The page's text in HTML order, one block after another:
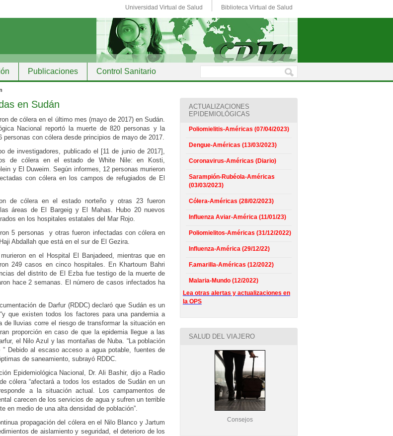
Universidad Virtual de Salud Biblioteca Virtual de Salud
Publicaciones Control Sanitario
en Sudán
de cólera en el último mes (mayo de 2017) en Sudán.
Nacional reportó la muerte de 820 personas y la
personas con cólera desde principios de mayo de 2017.
de investigadores, publicado el [11 de junio de 2017],
de cólera en el estado de White Nile: en Kosti,
y El Duweim. Según informes, 12 personas murieron
con cólera en los campos de refugiados de El
de cólera en el estado norteño y otras 23 fueron
áreas de El Bargeig y El Mahas. Hubo 20 nuevos
en los hospitales estatales del Mar Rojo.
5 personas y otras fueron infectadas con cólera en
Abdallah que está en el sur de El Gezira.
en el Hospital El Banjadeed, mientras que en
249 casos en cinco hospitales. En Khartoum Bahri
del distrito de El Ezba fue testigo de la muerte de
hace 2 semanas. El número de casos infectados ha
de Darfur (RDDC) declaró que Sudán es un
que existen todos los factores para una pandemia a
de lluvias corre el riesgo de transformar la situación en
proporción en caso de que la epidemia llegue a las
el Nilo Azul y las montañas de Nuba. “La población
” Debido al escaso acceso a agua potable, fuentes de
de saneamiento, subrayó RDDC.
Epidemiológica Nacional, Dr. Ali Bashir, dijo a Radio
cólera “afectará a todos los estados de Sudán en un
a la situación actual. Los campamentos de
carecen de los servicios de agua y sufren un terrible
en medio de una alta densidad de población”.
propagación del cólera en el Nilo Blanco y Jartum
de aislamiento y seguridad, el deterioro de los
ACTUALIZACIONES
EPIDEMIOLÓGICAS
Poliomielitis-Américas (07/04/2023)
Dengue-Américas (13/03/2023)
Coronavirus-Américas (Diario)
Sarampión-Rubéola-Américas
(03/03/2023)
Cólera-Américas (28/02/2023)
Influenza Aviar-América (11/01/23)
Poliomielitos-Américas (31/12/2022)
Influenza-América (29/12/22)
F.amarilla-Américas (12/2022)
Malaria-Mundo (12/2022)
Lea otras alertas y actualizaciones en
la OPS
SALUD DEL VIAJERO
Consejos